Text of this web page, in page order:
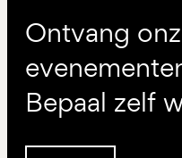
Ontvang
Bepaal zelf